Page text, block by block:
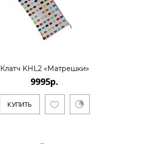
Клатч KHL2 «Матрешки»
9995р.
КУПИТЬ